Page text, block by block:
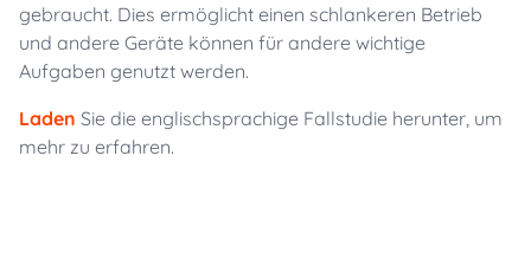
gebraucht. Dies ermöglicht einen schlankeren Betrieb
und andere Geräte können für andere wichtige
Aufgaben genutzt werden.
Laden Sie die englischsprachige Fallstudie herunter, um
mehr zu erfahren.